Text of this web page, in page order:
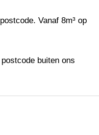
Vanaf 8m³ op
buiten ons